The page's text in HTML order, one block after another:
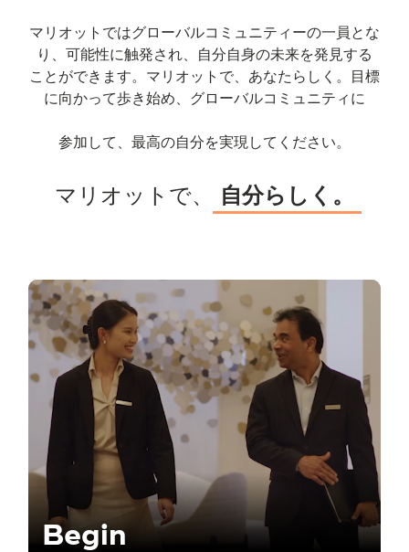
マリオットではグローバルコミュニティーの一員とな
り、可能性に触発され、自分自身の未来を発見する
ことができます。マリオットで、あなたらしく。目標
に向かって歩き始め、グローバルコミュニティに
参加して、最高の自分を実現してください。
マリオットで、 自分らしく。
Begin